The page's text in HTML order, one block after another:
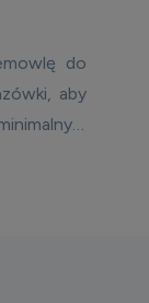
do
aby